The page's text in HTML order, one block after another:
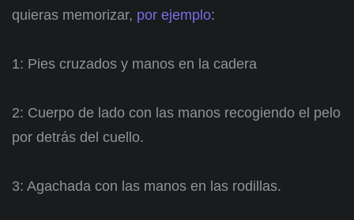
quieras memorizar, por ejemplo:
1: Pies cruzados y manos en la cadera
2: Cuerpo de lado con las manos recogiendo el pelo
por detrás del cuello.
3: Agachada con las manos en las rodillas.